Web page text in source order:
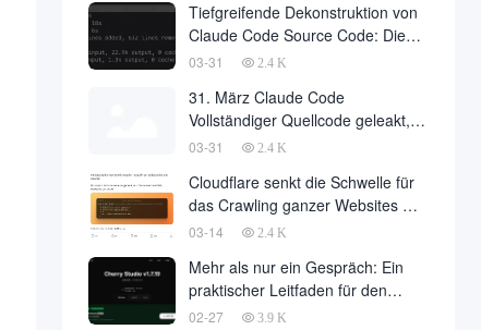
Tiefgreifende Dekonstruktion von
Claude Code Source Code: Die
Philosophie der
Zeilen Code
03-31 2.4 K
31. März Claude Code
Vollständiger Quellcode geleakt,
510.000 Zeilen Kerncode über das
03-31 2.4 K
Cloudflare senkt die Schwelle für
das Crawling ganzer Websites mit
einer einzigen API-Anfrage auf
03-14 2.4 K
Mehr als nur ein Gespräch: Ein
praktischer Leitfaden für den
Einsatz von OpenClaw in Cherry
02-27 3.9 K